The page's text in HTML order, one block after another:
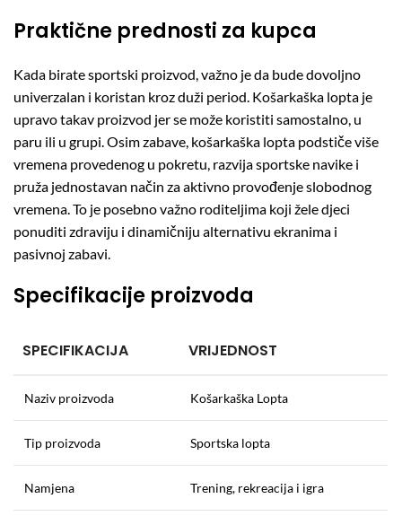
Praktične prednosti za kupca
Kada birate sportski proizvod, važno je da bude dovoljno
univerzalan i koristan kroz duži period. Košarkaška lopta je
upravo takav proizvod jer se može koristiti samostalno, u
paru ili u grupi. Osim zabave, košarkaška lopta podstiče više
vremena provedenog u pokretu, razvija sportske navike i
pruža jednostavan način za aktivno provođenje slobodnog
vremena. To je posebno važno roditeljima koji žele djeci
ponuditi zdraviju i dinamičniju alternativu ekranima i
pasivnoj zabavi.
Specifikacije proizvoda
SPECIFIKACIJA VRIJEDNOST
Naziv proizvoda Košarkaška Lopta
Tip proizvoda Sportska lopta
Namjena Trening, rekreacija i igra